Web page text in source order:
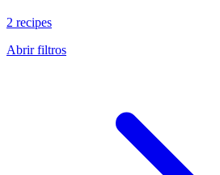
2 recipes
Abrir filtros